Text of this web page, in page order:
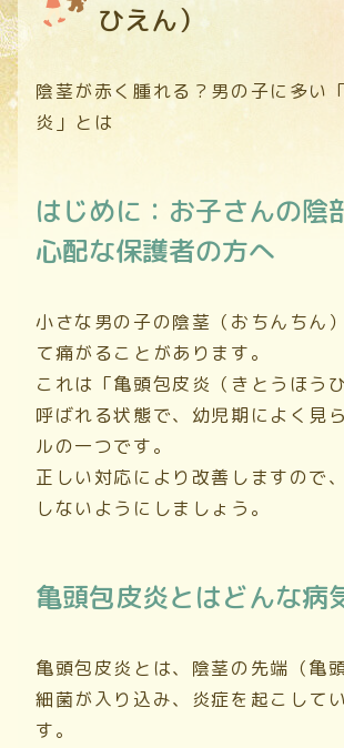
ひえん）
陰茎が赤く腫れる？男の子に多い
炎」とは
はじめに：お子さんの陰
心配な保護者の方へ
小さな男の子の陰茎（おちんちん
て痛がることがあります。
これは「亀頭包皮炎（きとうほう
呼ばれる状態で、幼児期によく見
ルの一つです。
正しい対応により改善しますので
しないようにしましょう。
亀頭包皮炎とはどんな病
亀頭包皮炎とは、陰茎の先端（亀
細菌が入り込み、炎症を起こして
す。